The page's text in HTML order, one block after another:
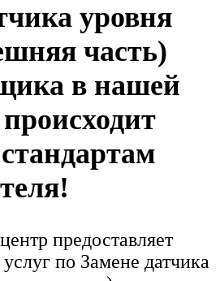
уровня
часть)
в нашей
предоставляет
по Замене датчика